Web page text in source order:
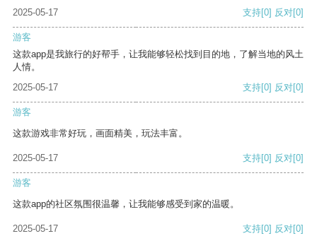
2025-05-17
支持[0] 反对[0]
游客
这款app是我旅行的好帮手，让我能够轻松找到目的地，了解当地的风土
人情。
2025-05-17
支持[0] 反对[0]
游客
这款游戏非常好玩，画面精美，玩法丰富。
2025-05-17 支持[0] 反对[0]
游客
这款app的社区氛围很温馨，让我能够感受到家的温暖。
2025-05-17 支持[0] 反对[0]